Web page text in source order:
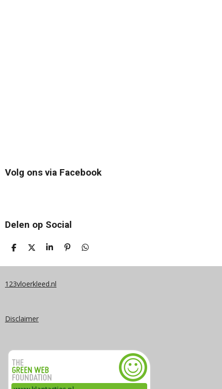
Volg ons via Facebook
Delen op Social
D
L
N
D
E
S
A
E
P
N
D
L
123vloerkleed.nl
Disclaimer